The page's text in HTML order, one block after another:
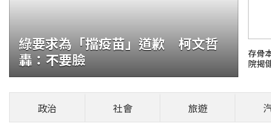
行60多人涉案
員捲入，清查範圍從個別涉案銀行擴大至
續行政程序，若查出銀行內控未確實落實，
綠要求為「擋疫苗」道歉 柯文哲
轟：不要臉
存骨
院揭
政治 社會 旅遊